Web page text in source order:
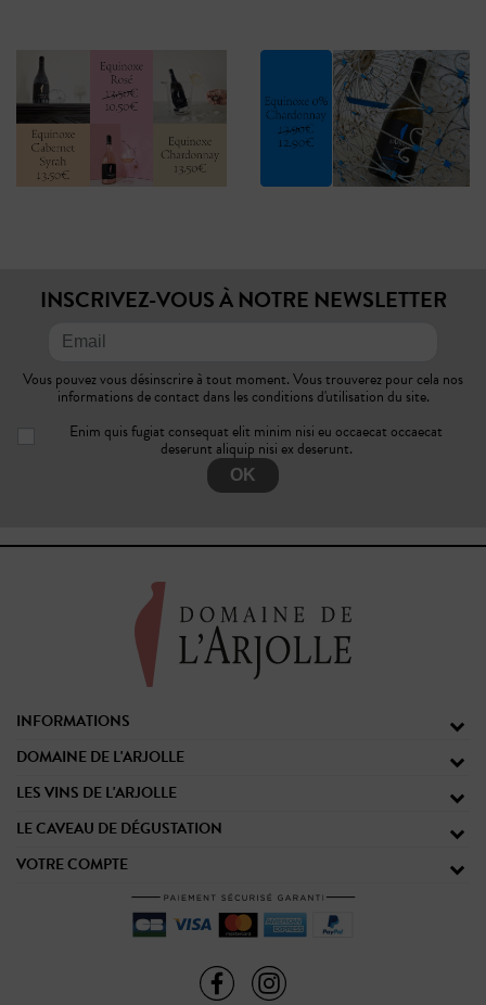
INSCRIVEZ-VOUS À NOTRE NEWSLETTER
Vous pouvez vous désinscrire à tout moment. Vous trouverez pour cela nos
informations de contact dans les conditions d'utilisation du site.
Enim quis fugiat consequat elit minim nisi eu occaecat occaecat
deserunt aliquip nisi ex deserunt.
OK
INFORMATIONS
DOMAINE DE L'ARJOLLE
LES VINS DE L'ARJOLLE
LE CAVEAU DE DÉGUSTATION
VOTRE COMPTE